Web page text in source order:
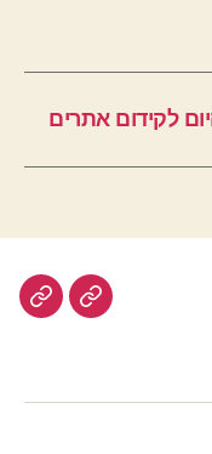
לקידום אתרים
הרשמה
לוח